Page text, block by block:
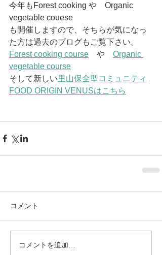
今年もForest cooking や　Organic
vegetable couese
も開催しますので、そちらが気になっ
た方は過去のブログもご覧下さい。
Forest cooking course や Organic
vegetable course
そして新しい里山保全型コミュニティ
FOOD ORIGIN VENUSはこちら
コメント
コメントを追加…